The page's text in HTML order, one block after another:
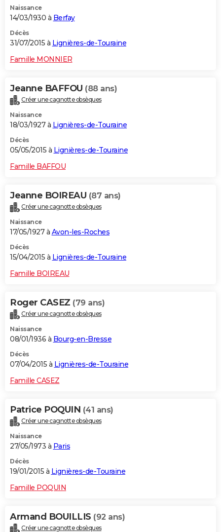
Naissance
14/03/1930 à Berfay
Décès
31/07/2015 à Lignières-de-Touraine
Famille MONNIER
Jeanne BAFFOU (88 ans)
Créer une cagnotte obsèques
Naissance
18/03/1927 à Lignières-de-Touraine
Décès
05/05/2015 à Lignières-de-Touraine
Famille BAFFOU
Jeanne BOIREAU (87 ans)
Créer une cagnotte obsèques
Naissance
17/05/1927 à Avon-les-Roches
Décès
15/04/2015 à Lignières-de-Touraine
Famille BOIREAU
Roger CASEZ (79 ans)
Créer une cagnotte obsèques
Naissance
08/01/1936 à Bourg-en-Bresse
Décès
07/04/2015 à Lignières-de-Touraine
Famille CASEZ
Patrice POQUIN (41 ans)
Créer une cagnotte obsèques
Naissance
27/05/1973 à Paris
Décès
19/01/2015 à Lignières-de-Touraine
Famille POQUIN
Armand BOUILLIS (92 ans)
Créer une cagnotte obsèques